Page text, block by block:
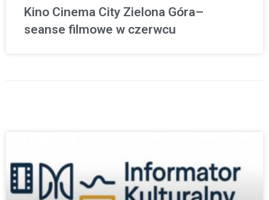
Kino Cinema City Zielona Góra–
seanse filmowe w czerwcu